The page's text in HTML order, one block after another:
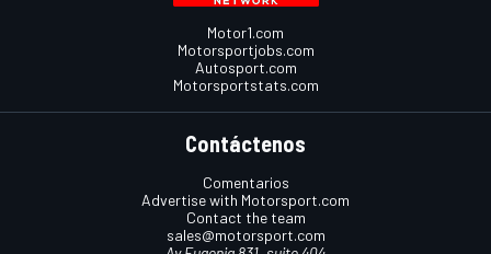
Motor1.com
Motorsportjobs.com
Autosport.com
Motorsportstats.com
Contáctenos
Comentarios
Advertise with Motorsport.com
Contact the team
sales@motorsport.com